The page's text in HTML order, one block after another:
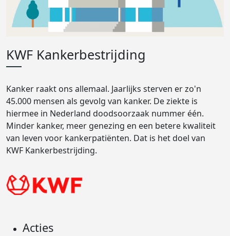
KWF Kankerbestrijding
Kanker raakt ons allemaal. Jaarlijks sterven er zo'n
45.000 mensen als gevolg van kanker. De ziekte is
hiermee in Nederland doodsoorzaak nummer één.
Minder kanker, meer genezing en een betere kwaliteit
van leven voor kankerpatiënten. Dat is het doel van
KWF Kankerbestrijding.
Acties